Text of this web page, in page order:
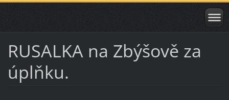
RUSALKA na Zbýšově za
úplňku.